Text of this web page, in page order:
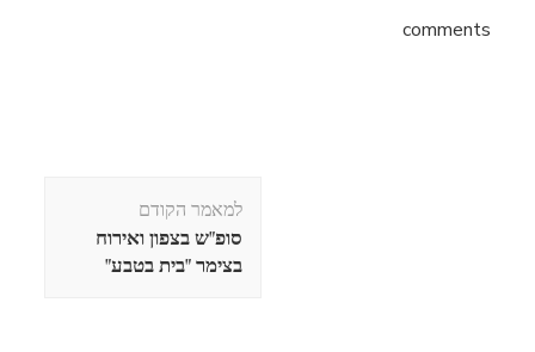
comments
למאמר הקודם
סופ"ש בצפון ואירוח
בצימר "בית בטבע"